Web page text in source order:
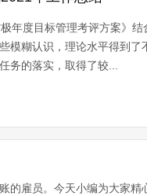
年度目标管理考评方案》
模糊认识，理论水平得到
务的落实，取得了较...
雇员。今天小编为大家精